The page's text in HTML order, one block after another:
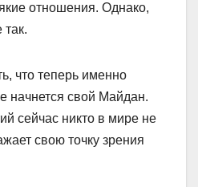
отношения. Однако,
что теперь именно
начнется свой Майдан.
сейчас никто в мире не
свою точку зрения